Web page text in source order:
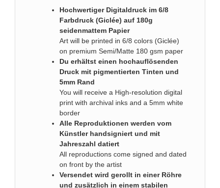
Hochwertiger Digitaldruck im 6/8
Farbdruck (Giclée) auf 180g
seidenmattem Papier
Art will be printed in 6/8 colors (Giclée)
on premium Semi/Matte 180 gsm paper
Du erhältst einen hochauflösenden
Druck mit pigmentierten Tinten und
5mm Rand
You will receive a High-resolution digital
print with archival inks and a 5mm white
border
Alle Reproduktionen werden vom
Künstler handsigniert und mit
Jahreszahl datiert
All reproductions come signed and dated
on front by the artist
Versendet wird gerollt in einer Röhre
und zusätzlich in einem stabilen